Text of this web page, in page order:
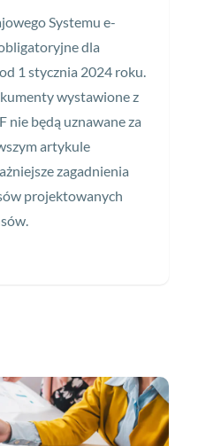
Systemu e-
dla
1 stycznia 2024 roku.
wystawione z
nie będą uznawane za
artykule
zagadnienia
projektowanych